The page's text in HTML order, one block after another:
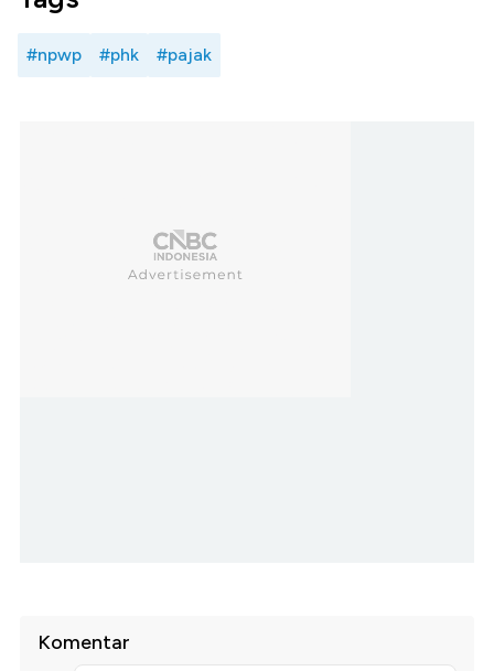
#npwp #phk #pajak
Komentar